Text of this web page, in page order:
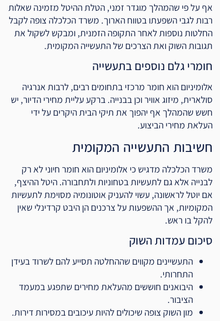
אף על פי שהמהלך מוגדר זמני, הטלת ההיטל מזמינה שאלות
רבות לגבי השפעתו בטווח הארוך. משרד הכלכלה צופה לקבל
החלטות נוספות לאחר התקופה הזמנית, ומבקש לשקול את
תגובות השוק ואת הצרכים של התעשייה המקומית.
חומרי גלם נוספים בתעשייה
אלומיניום הוא חומר מרכזי בתחומים רבים, לרבות אנרגיה
סולארית, מיזוג אוויר וכן בבנייה. ברקע עליית מחירי הדיור, יש
חשש שהמהלך אף יהפוך את תיקי הבית היקרים על ידי
העלאת מחירי הביצוע.
חשיבות התעשייה המקומית
משרד הכלכלה מדגיש כי אלומיניום הוא חומר חיוני לא רק
לבנייה אלא גם לתעשיות בטחוניות ולתחבורה. היטל ההיצף,
אם יוטל לראשונה, עשוי להעניק אוטונומיה מסוימת לתעשיות
המקומיות, אך ההשפעות על צרכנים הן היבט קרדינלי שאין
להקל בו ראש.
סיכום עמדות השוק
התעשיינים מקווים שההחלטה תסייע להם לשרוד בעידן
התחרותי.
היבואנים חוששים מהעלאת מחירים שתפגע במעמד
הציבור.
מון השוק צופה שיכולים להיות עיכובים במסירות דירות.